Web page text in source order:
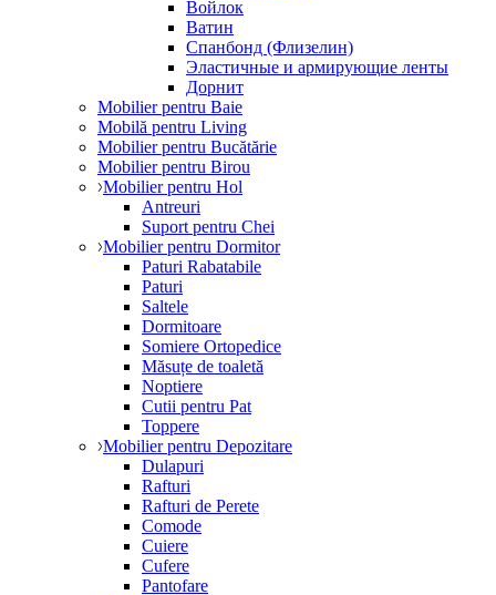
Войлок
Ватин
Спанбонд (Флизелин)
Эластичные и армирующие ленты
Дорнит
Mobilier pentru Baie
Mobilă pentru Living
Mobilier pentru Bucătărie
Mobilier pentru Birou
Mobilier pentru Hol
Antreuri
Suport pentru Chei
Mobilier pentru Dormitor
Paturi Rabatabile
Paturi
Saltele
Dormitoare
Somiere Ortopedice
Măsuțe de toaletă
Noptiere
Cutii pentru Pat
Toppere
Mobilier pentru Depozitare
Dulapuri
Rafturi
Rafturi de Perete
Comode
Cuiere
Cufere
Pantofare